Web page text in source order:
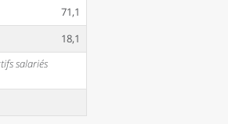
71,1
18,1
salariés